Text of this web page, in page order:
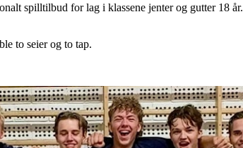
spilltilbud for lag i klassene jenter og gutter 18
to seier og to tap.